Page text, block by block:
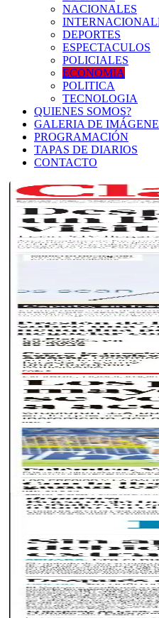
NACIONALES
DEPORTES
ESPECTACULOS
POLICIALES
ECONOMIA
POLITICA
TECNOLOGIA
QUIENES SOMOS?
GALERIA DE
PROGRAMACIÓN
TAPAS DE DIARIOS
CONTACTO